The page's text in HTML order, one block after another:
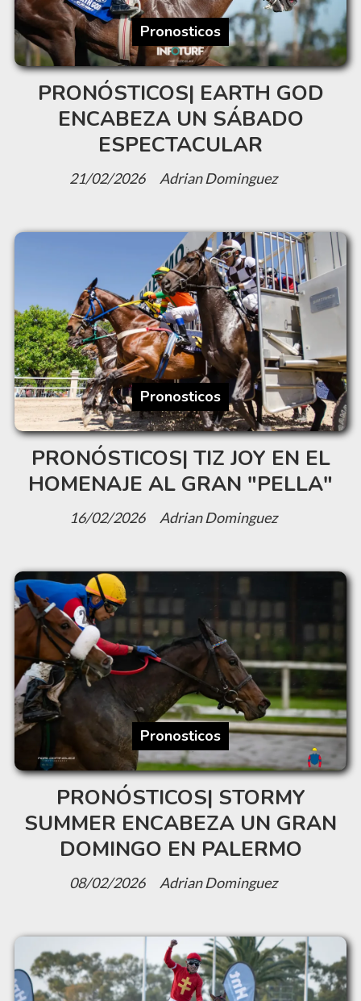
PRONÓSTICOS| EARTH GOD
ENCABEZA UN SÁBADO
ESPECTACULAR
Adrian Dominguez
Pronosticos
21/02/2026
PRONÓSTICOS| TIZ JOY EN EL
HOMENAJE AL GRAN "PELLA"
Adrian Dominguez
Pronosticos
16/02/2026
PRONÓSTICOS| STORMY
SUMMER ENCABEZA UN GRAN
DOMINGO EN PALERMO
Adrian Dominguez
Pronosticos
08/02/2026